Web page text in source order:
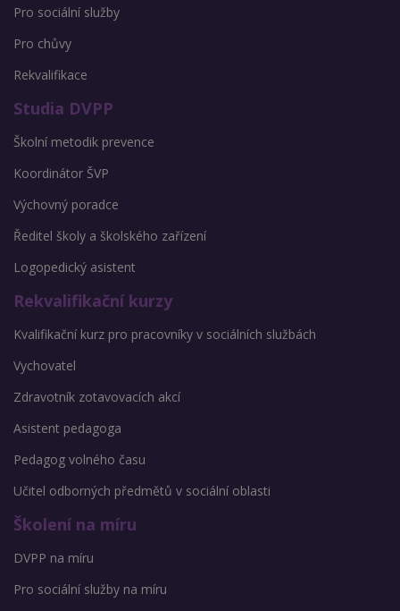
Pro sociální služby
Pro chůvy
Rekvalifikace
Studia DVPP
Školní metodik prevence
Koordinátor ŠVP
Výchovný poradce
Ředitel školy a školského zařízení
Logopedický asistent
Rekvalifikační kurzy
Kvalifikační kurz pro pracovníky v sociálních službách
Vychovatel
Zdravotník zotavovacích akcí
Asistent pedagoga
Pedagog volného času
Učitel odborných předmětů v sociální oblasti
Školení na míru
DVPP na míru
Pro sociální služby na míru